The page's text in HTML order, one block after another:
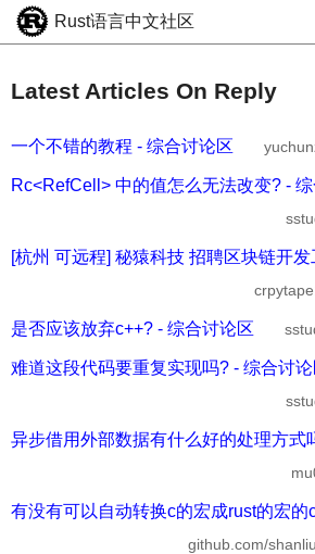
Rust语言中文社区
Latest Articles On Reply
一个不错的教程 - 综合讨论区
Rc<RefCell> 中的值怎么无法改变? -
[杭州 可远程] 秘猿科技 招聘区块链开
是否应该放弃c++? - 综合讨论区
难道这段代码要重复实现吗? - 综合讨论
异步借用外部数据有什么好的处理方式
有没有可以自动转换c的宏成rust的宏的
github.com/